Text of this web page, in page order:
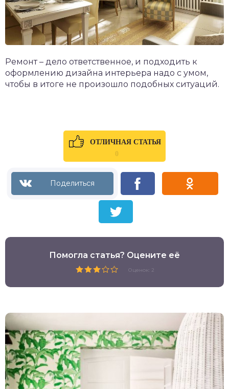
Ремонт – дело ответственное, и подходить к
оформлению дизайна интерьера надо с умом,
чтобы в итоге не произошло подобных ситуаций.
ОТЛИЧНАЯ СТАТЬЯ
0
Помогла статья? Оцените её
Оценок: 2